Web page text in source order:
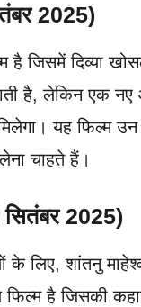
2025)
है जिसमें दिव्या
है, लेकिन एक
यह फिल्म
चाहते हैं।
2025)
के लिए, शांतनु
है जिसकी